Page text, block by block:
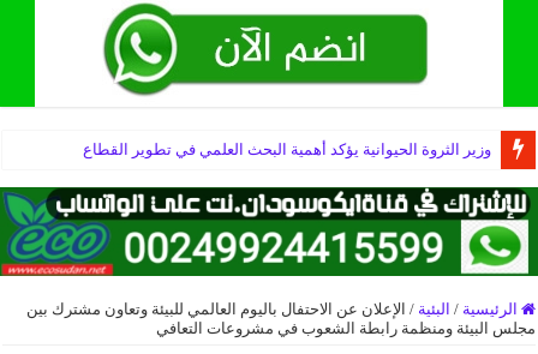
وزير الثروة الحيوانية يؤكد أهمية البحث العلمي في تطوير القطاع
الرئيسية / البئية / الإعلان عن الاحتفال باليوم العالمي للبيئة وتعاون مشترك بين
مجلس البيئة ومنظمة رابطة الشعوب في مشروعات التعافي